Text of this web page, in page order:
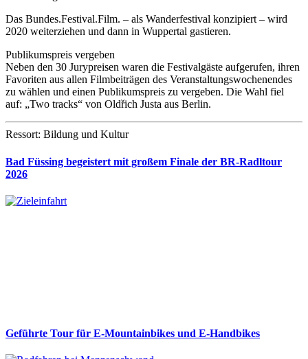
Das Bundes.Festival.Film. – als Wanderfestival konzipiert – wird
2020 weiterziehen und dann in Wuppertal gastieren.
Publikumspreis vergeben
Neben den 30 Jurypreisen waren die Festivalgäste aufgerufen, ihren
Favoriten aus allen Filmbeiträgen des Veranstaltungswochenendes
zu wählen und einen Publikumspreis zu vergeben. Die Wahl fiel
auf: „Two tracks“ von Oldřich Justa aus Berlin.
Ressort: Bildung und Kultur
Bad Füssing begeistert mit großem Finale der BR-Radltour
2026
Geführte Tour für E-Mountainbikes und E-Handbikes